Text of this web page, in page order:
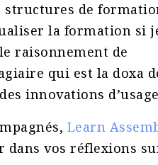
de
la formation si
raisonnement de
qui est la doxa
innovations
Learn
dans vos réflexions